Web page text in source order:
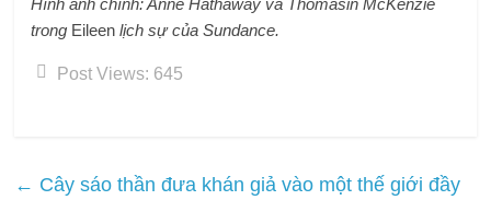
trong Eileen lịch sự của Sundance.
Post Views: 645
← Cây sáo thần đưa khán giả vào một thế giới đầy